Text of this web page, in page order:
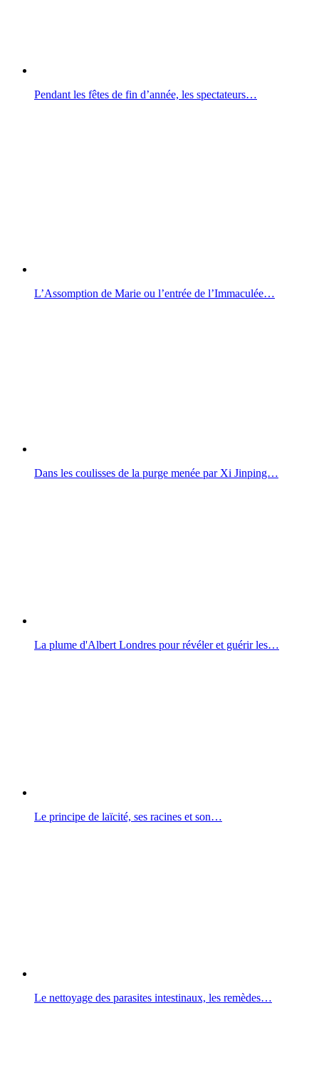
Pendant les fêtes de fin d’année, les spectateurs…
L’Assomption de Marie ou l’entrée de l’Immaculée…
Dans les coulisses de la purge menée par Xi Jinping…
La plume d'Albert Londres pour révéler et guérir les…
Le principe de laïcité, ses racines et son…
Le nettoyage des parasites intestinaux, les remèdes…